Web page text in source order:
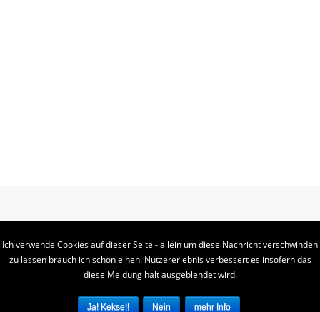
KODACHI - COPYRIGHT 2018
Ich verwende Cookies auf dieser Seite - allein um diese Nachricht verschwinden
zu lassen brauch ich schon einen. Nutzererlebnis verbessert es insofern das
diese Meldung halt ausgeblendet wird.
mehr Info